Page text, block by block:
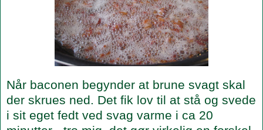
Når baconen begynder at brune svagt skal
der skrues ned. Det fik lov til at stå og svede
i sit eget fedt ved svag varme i ca 20